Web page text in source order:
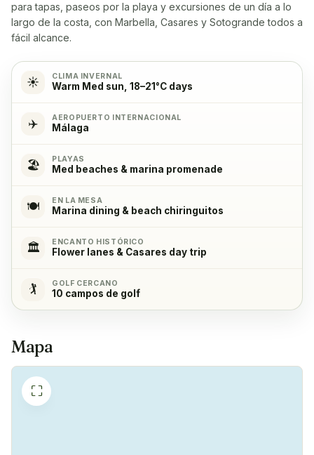
✓ Microondas
Sí
✓ Estufa de cocina
Yes, with 4 burners
✓
Horno
Sí
Sí
✓ Congelador
Cafetera
para tapas, paseos por la playa y excursiones de un día a lo
largo de la costa, con Marbella, Casares y Sotogrande todos a
fácil alcance.
☀️ CLIMA INVERNAL
Warm Med sun, 18–21°C days
✈️ AEROPUERTO INTERNACIONAL
Málaga
🏖️ PLAYAS
Med beaches & marina promenade
🍽️ EN LA MESA
Marina dining & beach chiringuitos
🏛️ ENCANTO HISTÓRICO
Flower lanes & Casares day trip
🏌️ GOLF CERCANO
10 campos de golf
Mapa
⛶